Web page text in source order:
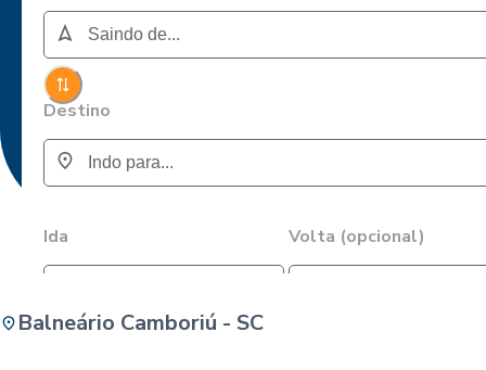
Destino
Ida Volta (opcional)
Balneário Camboriú - SC